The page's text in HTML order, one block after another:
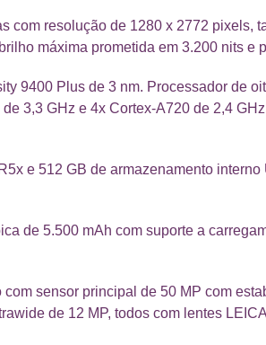
com resolução de 1280 x 2772 pixels,
máxima prometida em 3.200 nits e
9400 Plus de 3 nm. Processador de
3,3 GHz e 4x Cortex-A720 de 2,4
e 512 GB de armazenamento
de 5.500 mAh com suporte a
sensor principal de 50 MP com
de 12 MP, todos com lentes